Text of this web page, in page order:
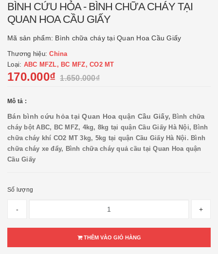
BÌNH CỨU HỎA - BÌNH CHỮA CHÁY TẠI
QUAN HOA CẦU GIẤY
Mã sản phẩm: Bình chữa cháy tại Quan Hoa Cầu Giấy
Thương hiệu:China
Loại: ABC MFZL, BC MFZ, CO2 MT
170.000₫ 1.650.000₫
Mô tả :
Bán bình cứu hỏa tại Quan Hoa quận Cầu Giấy, Bình chữa
cháy bột ABC, BC MFZ, 4kg, 8kg tại quận Cầu Giấy Hà Nội, Bình
chữa cháy khí CO2 MT 3kg, 5kg tại quận Cầu Giấy Hà Nội. Bình
chữa cháy xe đẩy, Bình chữa cháy quả cầu tại Quan Hoa quận
Cầu Giấy
Số lượng
- +
THÊM VÀO GIỎ HÀNG